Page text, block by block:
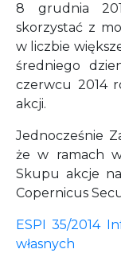
8 grudnia
skorzystać z
w liczbie
średniego
czerwcu 2014
akcji.
Jednocześnie
że w ramach
Skupu akcje
Copernicus
ESPI 35/2014
własnych